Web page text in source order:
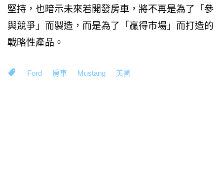
堅持，也暗示未來若開發房車，將不再是為了「參
與競爭」而製造，而是為了「贏得市場」而打造的
戰略性產品。
Ford 房車 Mustang 美國